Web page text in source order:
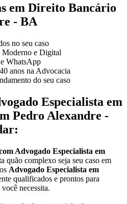
em Direito Bancário
- BA
no seu caso
e Digital
WhatsApp
anos na Advocacia
do seu caso
Especialista em
Pedro Alexandre -
Advogado Especialista em
quão complexo seja seu caso em
Advogado Especialista em
qualificados e prontos para
necessita.